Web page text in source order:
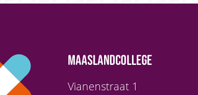
MAASLANDCOLLEGE
Vianenstraat 1